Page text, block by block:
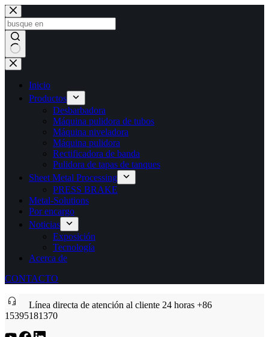
Saltar
al
contenido
Sin
resultados
Inicio
Productos
Desbarbadora
Máquina pulidora de tubos
Máquina niveladora
Máquina pulidora
Rectificadora de banda
Pulidora de tapas de tanques
Sheet Metal Processing
PRESS BRAKE
Metal-Solutions
Por encargo
Noticias
Exposición
Tecnología
Acerca de
CONTACTO
Línea directa de atención al cliente 24 horas +86
15395181370